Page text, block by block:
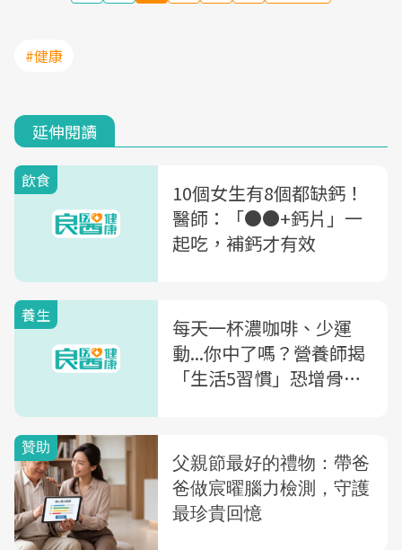
#健康
延伸閱讀
飲食
10個女生有8個都缺鈣！
醫師：「●●+鈣片」一
起吃，補鈣才有效
養生
每天一杯濃咖啡、少運
動...你中了嗎？營養師揭
「生活5習慣」恐增骨鬆